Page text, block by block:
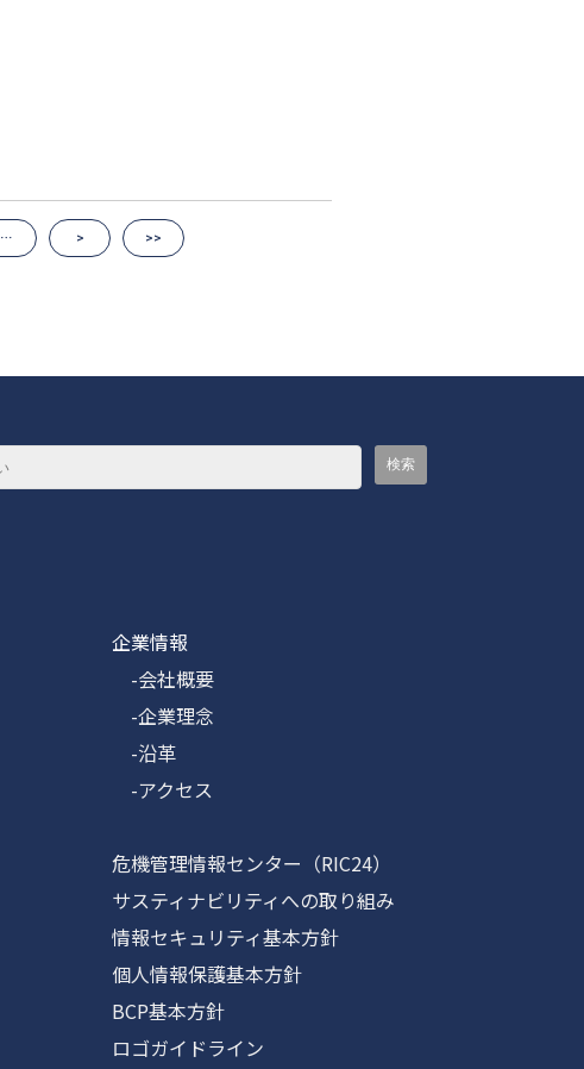
… > >>
企業情報
-会社概要
-企業理念
-沿革
-アクセス
危機管理情報センター（RIC24）
サスティナビリティへの取り組み
情報セキュリティ基本方針
個人情報保護基本方針
BCP基本方針
ロゴガイドライン